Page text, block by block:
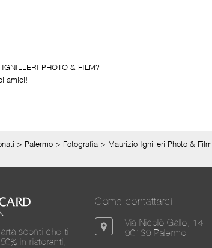
IGNILLERI PHOTO & FILM?
amici!
> Palermo > Fotografia > Maurizio Ignilleri Photo & Film
sconti che ti
in ristoranti,
Come contattarci
Via Nicolò Gallo, 14
90139 Palermo